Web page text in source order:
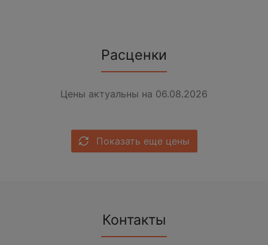
Расценки
Цены актуальны на 06.08.2026
Показать еще цены
Контакты